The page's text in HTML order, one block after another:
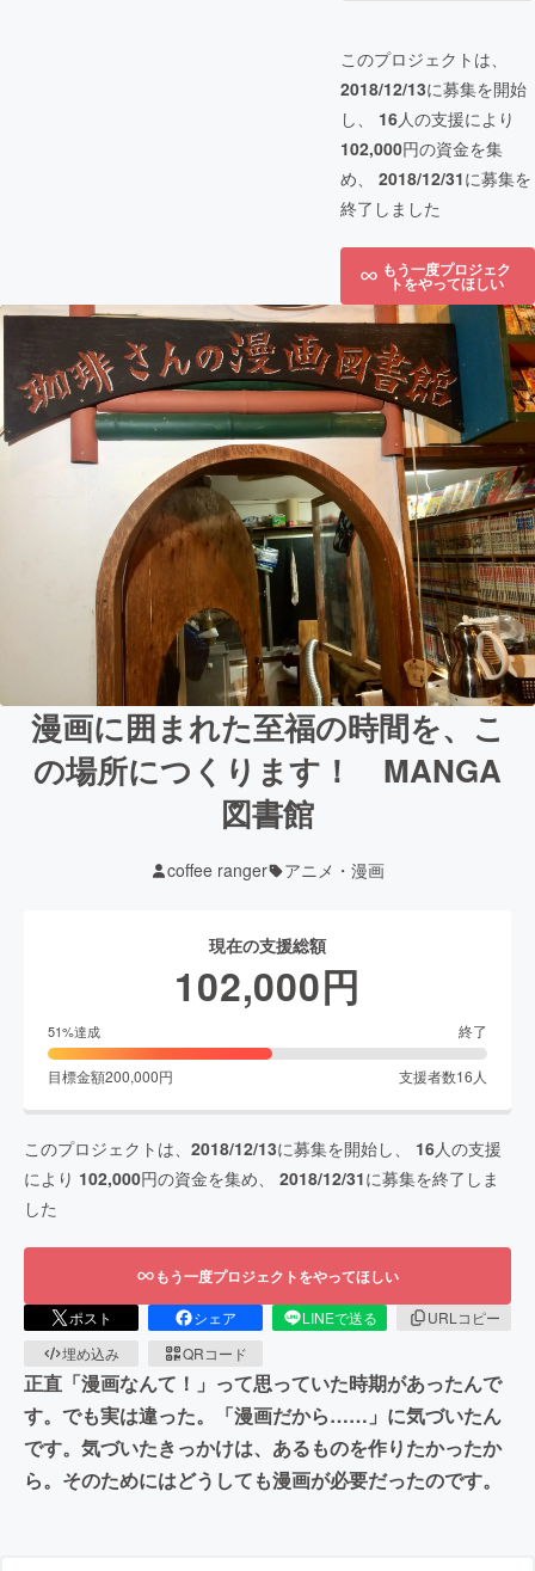
このプロジェクトは、
2018/12/13に募集を開始
し、 16人の支援により
102,000円の資金を集
め、 2018/12/31に募集を
終了しました
もう一度プロジェク
トをやってほしい
漫画に囲まれた至福の時間を、こ
の場所につくります！ MANGA
図書館
coffee ranger アニメ・漫画
現在の支援総額
102,000円
51%達成 終了
目標金額200,000円 支援者数16 人
このプロジェクトは、 2018/12/13に募集を開始し、 16人の支援
により 102,000円の資金を集め、 2018/12/31に募集を終了しま
した
もう一度プロジェクトをやってほしい
ポスト シェア LINEで送る
URLコピー
埋め込み
QRコード
正直「漫画なんて！」って思っていた時期があったんで
す。でも実は違った。「漫画だから……」に気づいたん
です。気づいたきっかけは、あるものを作りたかったか
ら。そのためにはどうしても漫画が必要だったのです。